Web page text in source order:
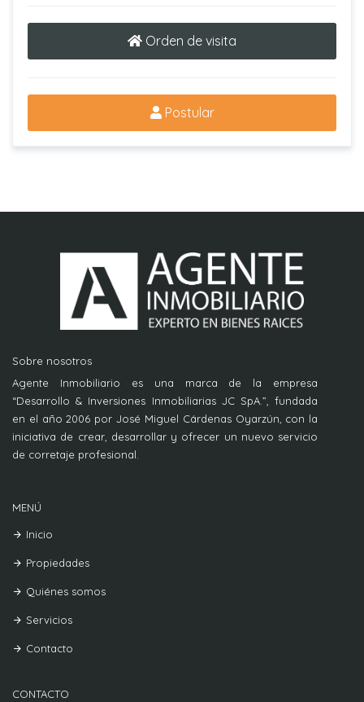
Orden de visita
Postular
Sobre nosotros
Agente Inmobiliario es una marca de la empresa
“Desarrollo & Inversiones Inmobiliarias JC SpA.”, fundada
en el año 2006 por José Miguel Cárdenas Oyarzún, con la
iniciativa de crear, desarrollar y ofrecer un nuevo servicio
de corretaje profesional.
MENÚ
Inicio
Propiedades
Quiénes somos
Servicios
Contacto
CONTACTO